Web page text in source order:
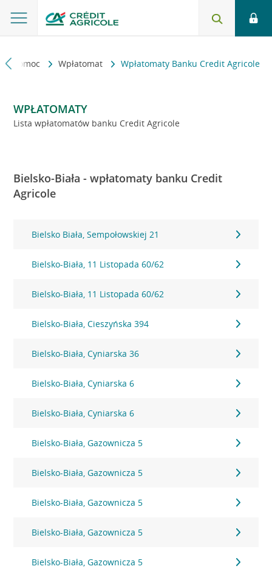
i pomoc Wpłatomat Wpłatomaty Banku Credit Agricole
WPŁATOMATY
Lista wpłatomatów banku Credit Agricole
Bielsko-Biała - wpłatomaty banku Credit
Agricole
Bielsko Biała, Sempołowskiej 21
Bielsko-Biała, 11 Listopada 60/62
Bielsko-Biała, 11 Listopada 60/62
Bielsko-Biała, Cieszyńska 394
Bielsko-Biała, Cyniarska 36
Bielsko-Biała, Cyniarska 6
Bielsko-Biała, Cyniarska 6
Bielsko-Biała, Gazownicza 5
Bielsko-Biała, Gazownicza 5
Bielsko-Biała, Gazownicza 5
Bielsko-Biała, Gazownicza 5
Bielsko-Biała, Gazownicza 5